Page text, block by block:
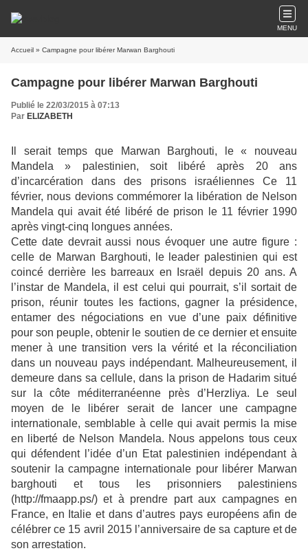
MENU
Accueil » Campagne pour libérer Marwan Barghouti
Campagne pour libérer Marwan Barghouti
Publié le 22/03/2015 à 07:13
Par ELIZABETH
Il serait temps que Marwan Barghouti, le « nouveau
Mandela » palestinien, soit libéré après 20 ans
d’incarcération dans des prisons israéliennes Ce 11
février, nous devions commémorer la libération de Nelson
Mandela qui avait été libéré de prison le 11 février 1990
après vingt-cinq longues années.
Cette date devrait aussi nous évoquer une autre figure :
celle de Marwan Barghouti, le leader palestinien qui est
coincé derrière les barreaux en Israël depuis 20 ans. A
l’instar de Mandela, il est celui qui pourrait, s’il sortait de
prison, réunir toutes les factions, gagner la présidence,
entamer des négociations en vue d’une paix définitive
pour son peuple, obtenir le soutien de ce dernier et ensuite
mener à une transition vers la vérité et la réconciliation
dans un nouveau pays indépendant. Malheureusement, il
demeure dans sa cellule, dans la prison de Hadarim situé
sur la côte méditerranéenne près d’Herzliya. Le seul
moyen de le libérer serait de lancer une campagne
internationale, semblable à celle qui avait permis la mise
en liberté de Nelson Mandela. Nous appelons tous ceux
qui défendent l’idée d’un Etat palestinien indépendant à
soutenir la campagne internationale pour libérer Marwan
barghouti et tous les prisonniers palestiniens
(http://fmaapp.ps/) et à prendre part aux campagnes en
France, en Italie et dans d’autres pays européens afin de
célébrer ce 15 avril 2015 l’anniversaire de sa capture et de
son arrestation.